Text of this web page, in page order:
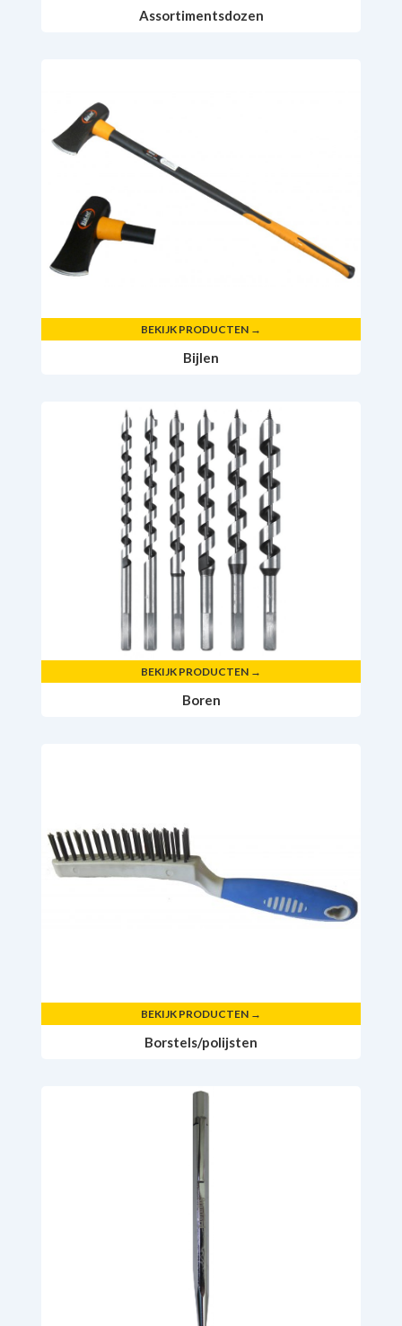
Assortimentsdozen
BEKIJK PRODUCTEN →
Bijlen
BEKIJK PRODUCTEN →
Boren
BEKIJK PRODUCTEN →
Borstels/polijsten